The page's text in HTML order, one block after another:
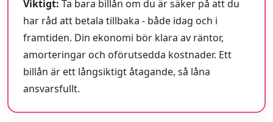
Viktigt: Ta bara billån om du är säker på att du
har råd att betala tillbaka - både idag och i
framtiden. Din ekonomi bör klara av räntor,
amorteringar och oförutsedda kostnader. Ett
billån är ett långsiktigt åtagande, så låna
ansvarsfullt.